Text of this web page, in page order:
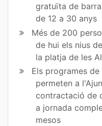
gratuïta de
de 12 a 30 anys
Més de 200
de hui els nius
la platja de les
Els programes
permeten a
contractació de
a jornada
mesos